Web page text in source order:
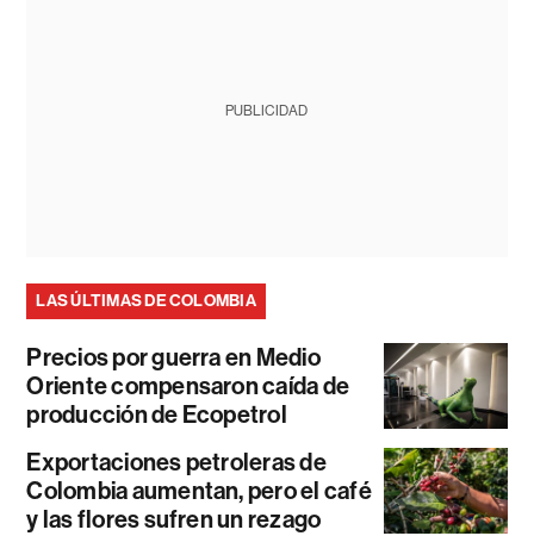
PUBLICIDAD
LAS ÚLTIMAS DE COLOMBIA
Precios por guerra en Medio
Oriente compensaron caída de
producción de Ecopetrol
Exportaciones petroleras de
Colombia aumentan, pero el café
y las flores sufren un rezago